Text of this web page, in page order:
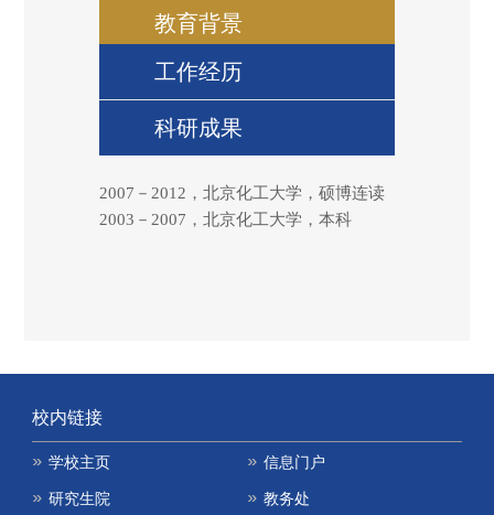
教育背景
工作经历
科研成果
2007－2012，北京化工大学，硕博连读
2003－2007，北京化工大学，本科
校内链接
学校主页 信息门户
研究生院 教务处